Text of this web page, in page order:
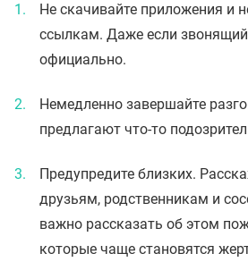
Не скачивайте приложения и
ссылкам. Даже если звонящий
официально.
Немедленно завершайте
предлагают что-то
Предупредите близких.
друзьям, родственникам и
важно рассказать об этом
которые чаще становятся